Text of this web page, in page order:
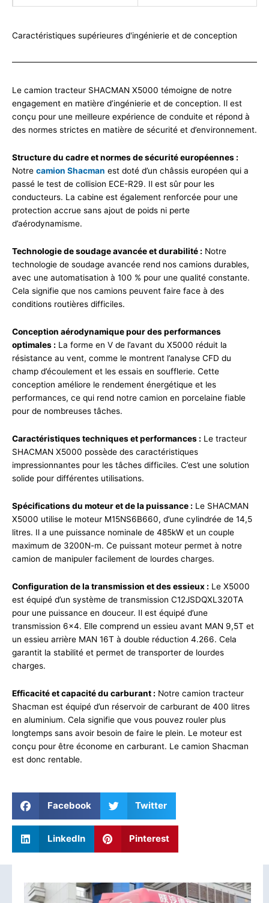
Caractéristiques supérieures d'ingénierie et de conception
Le camion tracteur SHACMAN X5000 témoigne de notre
engagement en matière d’ingénierie et de conception. Il est
conçu pour une meilleure expérience de conduite et répond à
des normes strictes en matière de sécurité et d’environnement.
Structure du cadre et normes de sécurité européennes :
Notre camion Shacman est doté d’un châssis européen qui a
passé le test de collision ECE-R29. Il est sûr pour les
conducteurs. La cabine est également renforcée pour une
protection accrue sans ajout de poids ni perte
d’aérodynamisme.
Technologie de soudage avancée et durabilité : Notre
technologie de soudage avancée rend nos camions durables,
avec une automatisation à 100 % pour une qualité constante.
Cela signifie que nos camions peuvent faire face à des
conditions routières difficiles.
Conception aérodynamique pour des performances
optimales : La forme en V de l’avant du X5000 réduit la
résistance au vent, comme le montrent l’analyse CFD du
champ d’écoulement et les essais en soufflerie. Cette
conception améliore le rendement énergétique et les
performances, ce qui rend notre camion en porcelaine fiable
pour de nombreuses tâches.
Caractéristiques techniques et performances : Le tracteur
SHACMAN X5000 possède des caractéristiques
impressionnantes pour les tâches difficiles. C’est une solution
solide pour différentes utilisations.
Spécifications du moteur et de la puissance : Le SHACMAN
X5000 utilise le moteur M15NS6B660, d’une cylindrée de 14,5
litres. Il a une puissance nominale de 485kW et un couple
maximum de 3200N-m. Ce puissant moteur permet à notre
camion de manipuler facilement de lourdes charges.
Configuration de la transmission et des essieux : Le X5000
est équipé d’un système de transmission C12JSDQXL320TA
pour une puissance en douceur. Il est équipé d’une
transmission 6×4. Elle comprend un essieu avant MAN 9,5T et
un essieu arrière MAN 16T à double réduction 4.266. Cela
garantit la stabilité et permet de transporter de lourdes
charges.
Efficacité et capacité du carburant : Notre camion tracteur
Shacman est équipé d’un réservoir de carburant de 400 litres
en aluminium. Cela signifie que vous pouvez rouler plus
longtemps sans avoir besoin de faire le plein. Le moteur est
conçu pour être économe en carburant. Le camion Shacman
est donc rentable.
Facebook Twitter
LinkedIn Pinterest